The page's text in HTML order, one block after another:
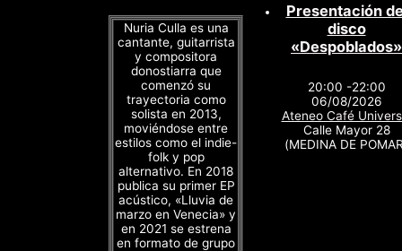
Nuria Culla es una
cantante, guitarrista
y compositora
donostiarra que
comenzó su
trayectoria como
solista en 2013,
moviéndose entre
estilos como el indie-
folk y pop
alternativo. En 2018
publica su primer EP
acústico, «Lluvia de
marzo en Venecia» y
en 2021 se estrena
en formato de grupo
Presentación
disco
«Despoblados»
20:00 -22:00
06/08/2026
Ateneo Café
Calle Mayor 28
(MEDINA DE